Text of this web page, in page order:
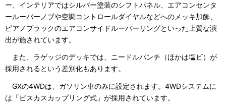
ー、インテリアではシルバー塗装のシフトパネル、エアコンセンタ
ールーバーノブや空調コントロールダイヤルなどへのメッキ加飾、
ピアノブラックのエアコンサイドルーバーリングといった上質な演
出が施されています。
また、ラゲッジのデッキでは、ニードルパンチ（ほかは塩ビ）が
採用されるという差別化もあります。
GXの4WDは、ガソリン車のみに設定されます。4WDシステムに
は「ビスカスカップリング式」が採用されています。